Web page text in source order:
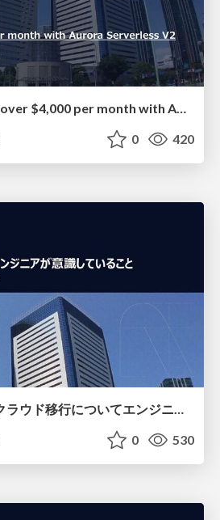
Case Study Saving over $4,000 per month with Aurora Serverless V2
0 420
公共領域から学ぶ クラウド移行についてエンジニアが意識していること
0 530